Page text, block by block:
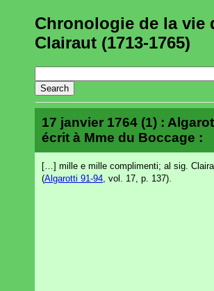
Chronologie de la vie
Clairaut (1713-1765)
17 janvier 1764 (1) :
écrit à Mme du Boccage :
[…] mille e mille complimenti; al sig.
(Algarotti 91-94 , vol. 17, p. 137).